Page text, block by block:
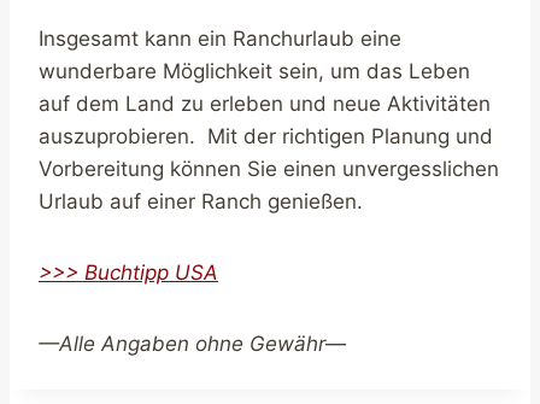
Insgesamt kann ein Ranchurlaub eine
wunderbare Möglichkeit sein, um das Leben
auf dem Land zu erleben und neue Aktivitäten
auszuprobieren. Mit der richtigen Planung und
Vorbereitung können Sie einen unvergesslichen
Urlaub auf einer Ranch genießen.
>>> Buchtipp USA
—Alle Angaben ohne Gewähr—